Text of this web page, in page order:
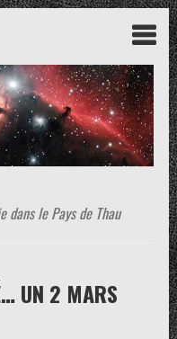
dans le Pays de Thau
UN 2 MARS